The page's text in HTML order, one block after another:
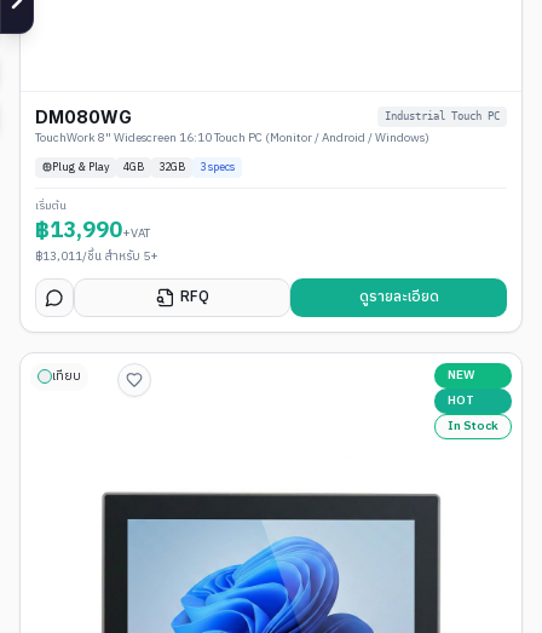
DM080WG Industrial Touch PC
TouchWork 8" Widescreen 16:10 Touch PC (Monitor / Android / Windows)
Plug & Play 4GB 32GB 3specs
เริ่มต้น
฿13,990+VAT
฿13,011/ชิ้น สำหรับ 5+
RFQ ดูรายละเอียด
เทียบ
NEW
HOT
In Stock